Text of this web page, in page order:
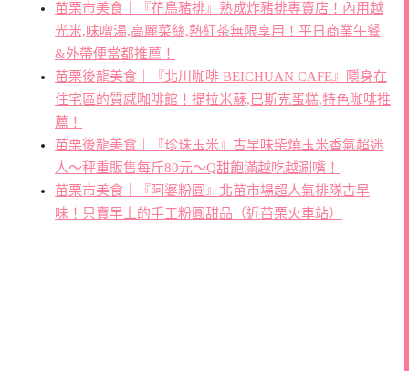
苗栗市美食｜『花鳥豬排』熟成炸豬排專賣店！內用越
光米,味噌湯,高麗菜絲,熱紅茶無限享用！平日商業午餐
&外帶便當都推薦！
苗栗後龍美食｜『北川咖啡 BEICHUAN CAFE』隱身在
住宅區的質感咖啡館！提拉米蘇,巴斯克蛋糕,特色咖啡推
薦！
苗栗後龍美食｜『珍珠玉米』古早味柴燒玉米香氣超迷
人～秤重販售每斤80元～Q甜飽滿越吃越涮嘴！
苗栗市美食｜『阿婆粉圓』北苗市場超人氣排隊古早
味！只賣早上的手工粉圓甜品（近苗栗火車站）